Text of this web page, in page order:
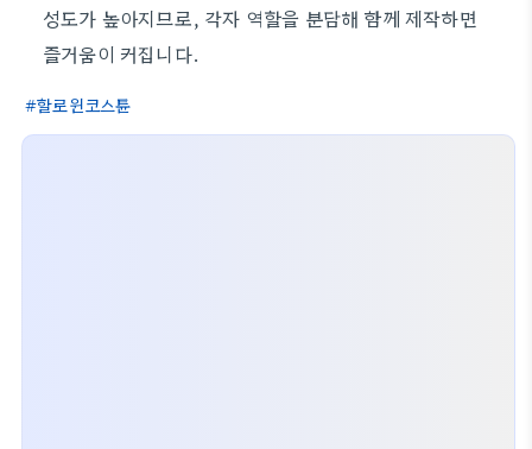
성도가 높아지므로, 각자 역할을 분담해 함께 제작하면
즐거움이 커집니다.
할로윈코스튠